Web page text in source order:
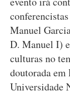
Manuel
D. Manuel I)
culturas no
doutorada
Universidade